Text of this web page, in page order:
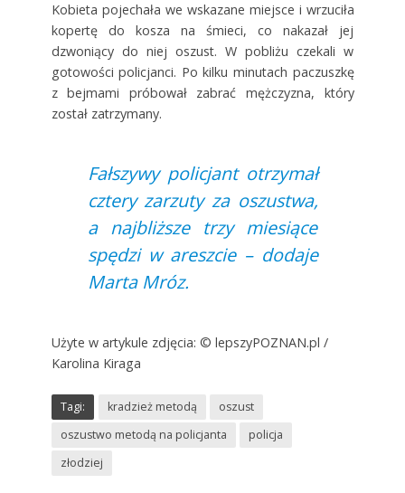
Kobieta pojechała we wskazane miejsce i wrzuciła
kopertę do kosza na śmieci, co nakazał jej
dzwoniący do niej oszust. W pobliżu czekali w
gotowości policjanci. Po kilku minutach paczuszkę
z bejmami próbował zabrać mężczyzna, który
został zatrzymany.
Fałszywy policjant otrzymał
cztery zarzuty za oszustwa,
a najbliższe trzy miesiące
spędzi w areszcie – dodaje
Marta Mróz.
Użyte w artykule zdjęcia: © lepszyPOZNAN.pl /
Karolina Kiraga
Tagi: kradzież metodą
oszust
oszustwo metodą na policjanta
policja
złodziej